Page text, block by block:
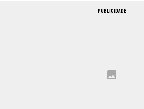
PUBLICIDADE